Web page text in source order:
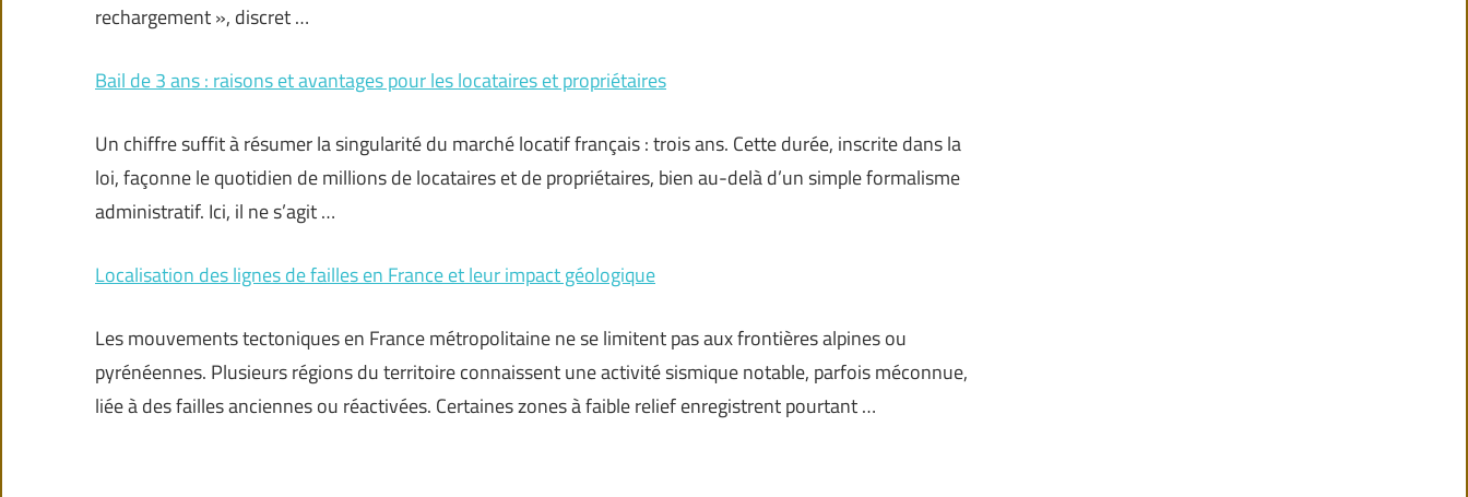
rechargement », discret …
Bail de 3 ans : raisons et avantages pour les locataires et propriétaires
Un chiffre suffit à résumer la singularité du marché locatif français : trois ans. Cette durée, inscrite dans la
loi, façonne le quotidien de millions de locataires et de propriétaires, bien au-delà d’un simple formalisme
administratif. Ici, il ne s’agit …
Localisation des lignes de failles en France et leur impact géologique
Les mouvements tectoniques en France métropolitaine ne se limitent pas aux frontières alpines ou
pyrénéennes. Plusieurs régions du territoire connaissent une activité sismique notable, parfois méconnue,
liée à des failles anciennes ou réactivées. Certaines zones à faible relief enregistrent pourtant …